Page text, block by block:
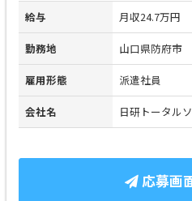
給与 月収24.7万円
勤務地 山口県防府市
雇用形態 派遣社員
会社名 日研トータル
応募画